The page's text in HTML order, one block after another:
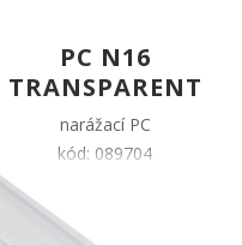
PC N16
TRANSPARENT
narážací PC
kód: 089704